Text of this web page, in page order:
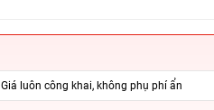
Giá luôn công khai, không phụ phí ẩn